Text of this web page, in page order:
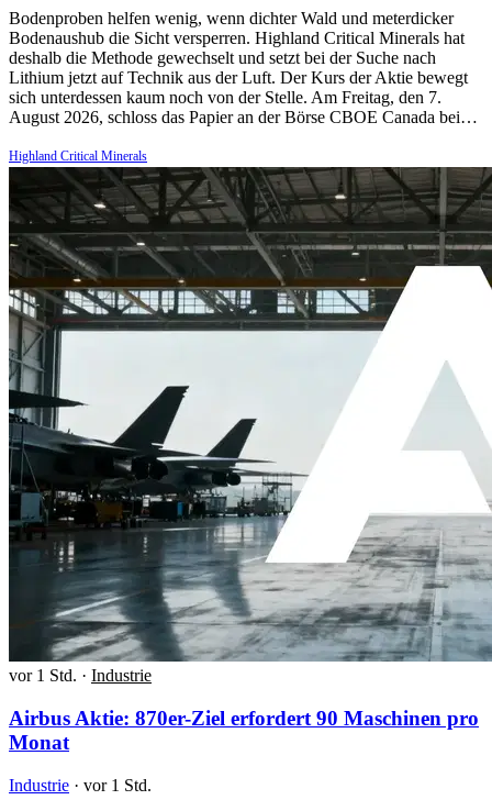
Bodenproben helfen wenig, wenn dichter Wald und meterdicker
Bodenaushub die Sicht versperren. Highland Critical Minerals hat
deshalb die Methode gewechselt und setzt bei der Suche nach
Lithium jetzt auf Technik aus der Luft. Der Kurs der Aktie bewegt
sich unterdessen kaum noch von der Stelle. Am Freitag, den 7.
August 2026, schloss das Papier an der Börse CBOE Canada bei…
Highland Critical Minerals
vor 1 Std. · Industrie
Airbus Aktie: 870er-Ziel erfordert 90 Maschinen pro
Monat
Industrie · vor 1 Std.